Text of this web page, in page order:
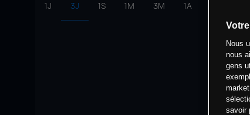
1J 3J 1S 1M 3M 1A
Nous
nous
gens
savoir